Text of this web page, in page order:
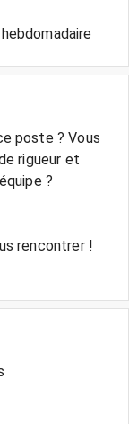
poste ? Vous
rigueur et
?
rencontrer !